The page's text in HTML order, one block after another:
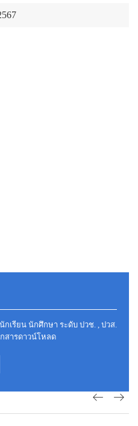
เรียน นักศึกษา ระดับ ปวช. , ปวส.
กสารดาวน์โหลด